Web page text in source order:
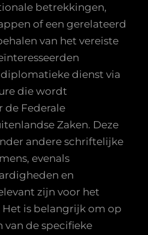
betrekkingen,
of een gerelateerd
van het vereiste
dienst via
die wordt
de Federale
Zaken. Deze
andere schriftelijke
evenals
en
zijn voor het
is belangrijk om op
de specifieke